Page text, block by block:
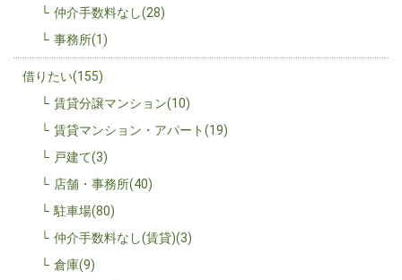
仲介手数料なし(28)
事務所(1)
借りたい(155)
賃貸分譲マンション(10)
賃貸マンション・アパート(19)
戸建て(3)
店舗・事務所(40)
駐車場(80)
仲介手数料なし(賃貸)(3)
倉庫(9)